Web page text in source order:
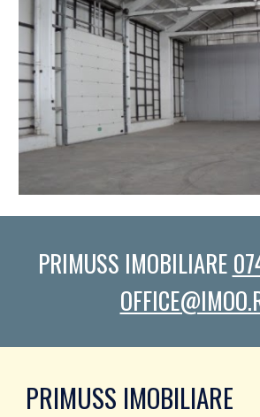
PRIMUSS IMOBILIARE
PRIMUSS IMOBILIARE